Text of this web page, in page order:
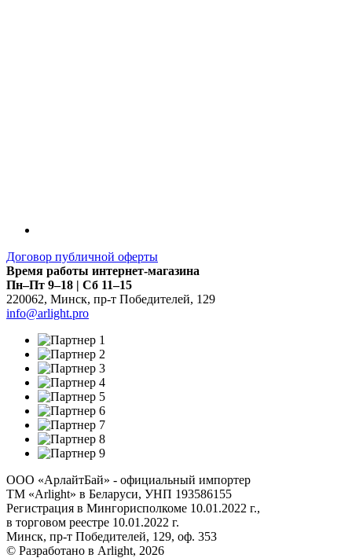
Договор публичной оферты
Время работы интернет-магазина
Пн–Пт 9–18 | Сб 11–15
220062, Минск, пр-т Победителей, 129
info@arlight.pro
ООО «АрлайтБай» - официальный импортер
ТМ «Arlight» в Беларуси, УНП 193586155
Регистрация в Мингорисполкоме 10.01.2022 г.,
в торговом реестре 10.01.2022 г.
Минск, пр-т Победителей, 129, оф. 353
© Разработано в Arlight, 2026